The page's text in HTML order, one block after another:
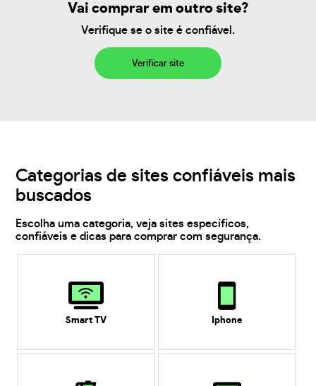
Vai comprar em outro site?
Verifique se o site é confiável.
Verificar site
Categorias de sites confiáveis mais
buscados
Escolha uma categoria, veja sites específicos,
confiáveis e dicas para comprar com segurança.
Smart TV Iphone